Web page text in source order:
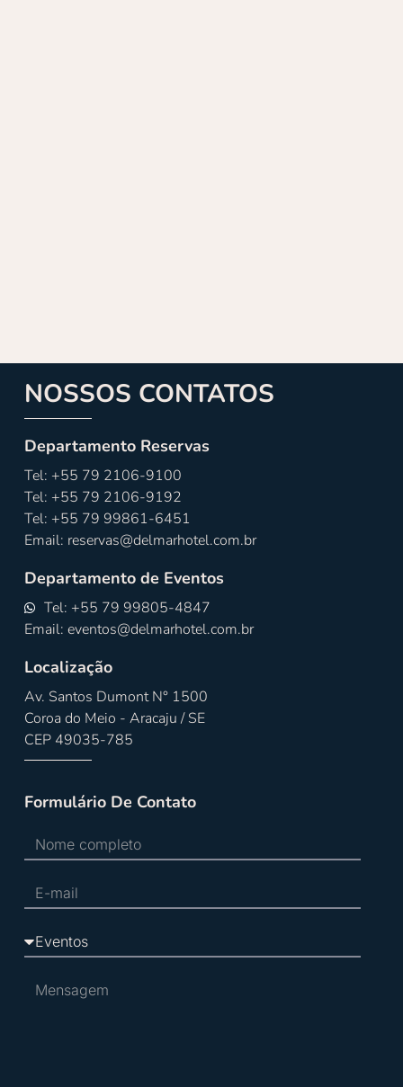
NOSSOS CONTATOS
Departamento Reservas
Tel: +55 79 2106-9100
Tel: +55 79 2106-9192
Tel: +55 79 99861-6451
Email: reservas@delmarhotel.com.br
Departamento de Eventos
Tel: +55 79 99805-4847
Email: eventos@delmarhotel.com.br
Localização
Av. Santos Dumont N° 1500
Coroa do Meio - Aracaju / SE
CEP 49035-785
Formulário De Contato